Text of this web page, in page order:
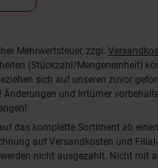
Mehrwertsteuer, zzgl.
(Stückzahl/Mengeneinheit)
sich auf unseren zuvor
und Irrtümer
das komplette Sortiment ab
auf Versandkosten und
nicht ausgezahlt. Nicht mit